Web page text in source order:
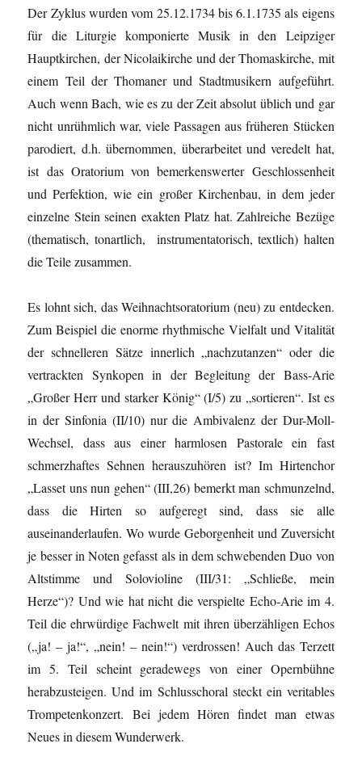
Der Zyklus wurden vom 25.12.1734 bis 6.1.1735 als eigens
für die Liturgie komponierte Musik in den Leipziger
Hauptkirchen, der Nicolaikirche und der Thomaskirche, mit
einem Teil der Thomaner und Stadtmusikern aufgeführt.
Auch wenn Bach, wie es zu der Zeit absolut üblich und gar
nicht unrühmlich war, viele Passagen aus früheren Stücken
parodiert, d.h. übernommen, überarbeitet und veredelt hat,
ist das Oratorium von bemerkenswerter Geschlossenheit
und Perfektion, wie ein großer Kirchenbau, in dem jeder
einzelne Stein seinen exakten Platz hat. Zahlreiche Bezüge
(thematisch, tonartlich, instrumentatorisch, textlich) halten
die Teile zusammen.
Es lohnt sich, das Weihnachtsoratorium (neu) zu entdecken.
Zum Beispiel die enorme rhythmische Vielfalt und Vitalität
der schnelleren Sätze innerlich „nachzutanzen“ oder die
vertrackten Synkopen in der Begleitung der Bass-Arie
„Großer Herr und starker König“ (I/5) zu „sortieren“. Ist es
in der Sinfonia (II/10) nur die Ambivalenz der Dur-Moll-
Wechsel, dass aus einer harmlosen Pastorale ein fast
schmerzhaftes Sehnen herauszuhören ist? Im Hirtenchor
„Lasset uns nun gehen“ (III,26) bemerkt man schmunzelnd,
dass die Hirten so aufgeregt sind, dass sie alle
auseinanderlaufen. Wo wurde Geborgenheit und Zuversicht
je besser in Noten gefasst als in dem schwebenden Duo von
Altstimme und Solovioline (III/31: „Schließe, mein
Herze“)? Und wie hat nicht die verspielte Echo-Arie im 4.
Teil die ehrwürdige Fachwelt mit ihren überzähligen Echos
(„ja! – ja!“, „nein! – nein!“) verdrossen! Auch das Terzett
im 5. Teil scheint geradewegs von einer Opernbühne
herabzusteigen. Und im Schlusschoral steckt ein veritables
Trompetenkonzert. Bei jedem Hören findet man etwas
Neues in diesem Wunderwerk.